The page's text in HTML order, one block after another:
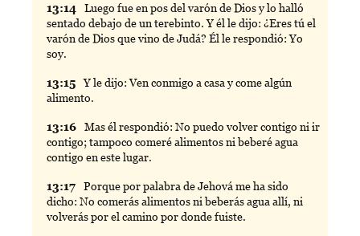
13:14 Luego fue en pos del varón de Dios y lo halló
sentado debajo de un terebinto. Y él le dijo: ¿Eres tú el
varón de Dios que vino de Judá? Él le respondió: Yo
soy.
13:15 Yle dijo: Ven conmigo a casa y come algún
alimento.
13:16 Masél respondió: No puedo volver contigo ni ir
contigo; tampoco comeré alimentos ni beberé agua
contigo en este lugar.
13:17 Porquepor palabra de Jehová me ha sido
dicho: No comerás alimentos ni beberás agua allí, ni
volverás por el camino por donde fuiste.